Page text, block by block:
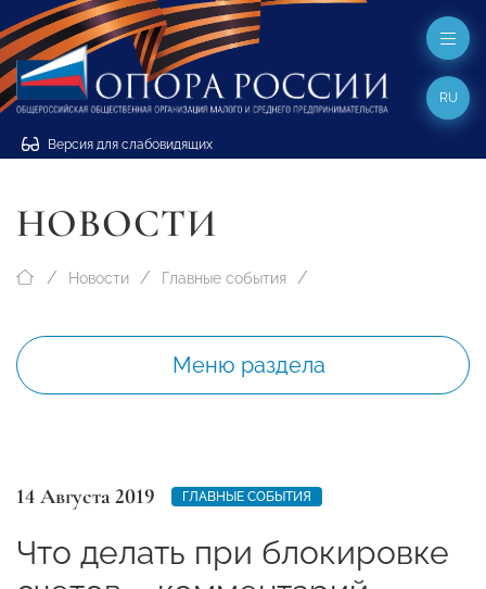
Версия для слабовидящих
RU
НОВОСТИ
Новости Главные события
Меню раздела
14 Августа 2019 ГЛАВНЫЕ СОБЫТИЯ
Что делать при блокировке